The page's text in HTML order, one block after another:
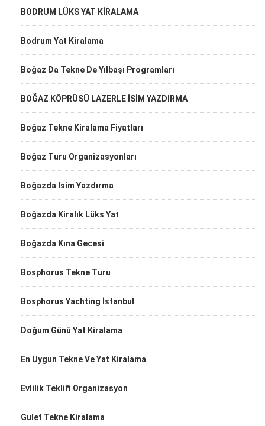
BODRUM LÜKS YAT KİRALAMA
Bodrum Yat Kiralama
Boğaz Da Tekne De Yılbaşı Programları
BOĞAZ KÖPRÜSÜ LAZERLE İSİM YAZDIRMA
Boğaz Tekne Kiralama Fiyatları
Boğaz Turu Organizasyonları
Boğazda Isim Yazdırma
Boğazda Kiralık Lüks Yat
Boğazda Kına Gecesi
Bosphorus Tekne Turu
Bosphorus Yachting İstanbul
Doğum Günü Yat Kiralama
En Uygun Tekne Ve Yat Kiralama
Evlilik Teklifi Organizasyon
Gulet Tekne Kiralama